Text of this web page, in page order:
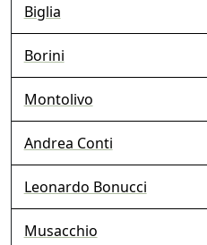
Biglia
Borini
Montolivo
Andrea Conti
Leonardo Bonucci
Musacchio